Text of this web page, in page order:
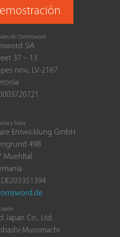
de Chromsword
SIA
37 – 13
nov., LV-2167
y Suiza
Entwicklung GmbH
49B
Muehltal
DE203351394
Japón
Japan Co., Ltd.
Muromachi